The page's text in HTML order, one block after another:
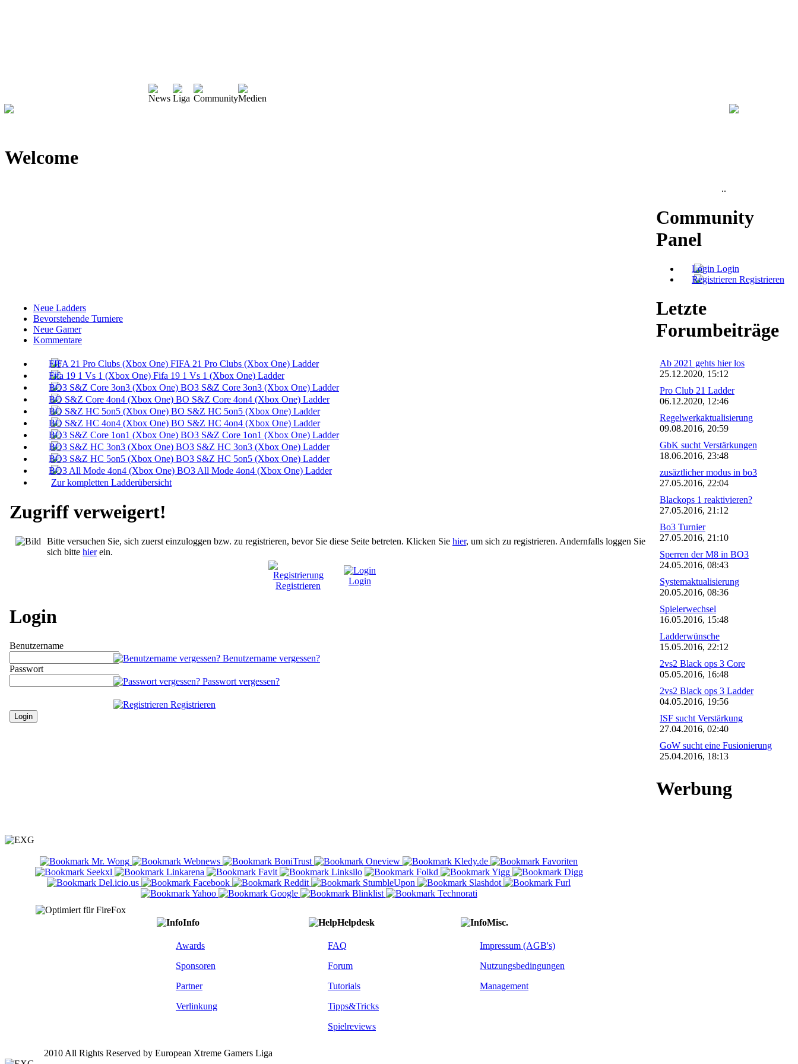
Welcome
Neue Ladders
Bevorstehende Turniere
Neue Gamer
Kommentare
FIFA 21 Pro Clubs (Xbox One) Ladder
Fifa 19 1 Vs 1 (Xbox One) Ladder
BO3 S&Z Core 3on3 (Xbox One) Ladder
BO S&Z Core 4on4 (Xbox One) Ladder
BO S&Z HC 5on5 (Xbox One) Ladder
BO S&Z HC 4on4 (Xbox One) Ladder
BO3 S&Z Core 1on1 (Xbox One) Ladder
BO3 S&Z HC 3on3 (Xbox One) Ladder
BO3 S&Z HC 5on5 (Xbox One) Ladder
BO3 All Mode 4on4 (Xbox One) Ladder
Zur kompletten Ladderübersicht
Zugriff verweigert!
Bitte versuchen Sie, sich zuerst einzuloggen bzw. zu registrieren, bevor Sie diese Seite betreten. Klicken Sie hier, um sich zu registrieren. Andernfalls loggen Sie
sich bitte hierein.
Registrieren Login
Login
Benutzername
Benutzername vergessen?
Passwort
Passwort vergessen?
Registrieren
..
Community
Panel
Login
Registrieren
Letzte
Forumbeiträge
Ab 2021 gehts hier los
25.12.2020, 15:12
Pro Club 21 Ladder
06.12.2020, 12:46
Regelwerkaktualisierung
09.08.2016, 20:59
GbK sucht Verstärkungen
18.06.2016, 23:48
zusäztlicher modus in bo3
27.05.2016, 22:04
Blackops 1 reaktivieren?
27.05.2016, 21:12
Bo3 Turnier
27.05.2016, 21:10
Sperren der M8 in BO3
24.05.2016, 08:43
Systemaktualisierung
20.05.2016, 08:36
Spielerwechsel
16.05.2016, 15:48
Ladderwünsche
15.05.2016, 22:12
2vs2 Black ops 3 Core
05.05.2016, 16:48
2vs2 Black ops 3 Ladder
04.05.2016, 19:56
ISF sucht Verstärkung
27.04.2016, 02:40
GoW sucht eine Fusionierung
25.04.2016, 18:13
Werbung
Info
Awards
Sponsoren
Partner
Verlinkung
Helpdesk
FAQ
Forum
Tutorials
Tipps&Tricks
Spielreviews
Misc.
Impressum (AGB's)
Nutzungsbedingungen
Management
2010 All Rights Reserved by European Xtreme Gamers Liga